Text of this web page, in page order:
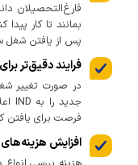
فارغ‌التحصیلان
پس از یافتن شغل
فرایند دقیق‌تر
در صورت تغییر
فرصت برای یافتن
افزایش هزینه‌های